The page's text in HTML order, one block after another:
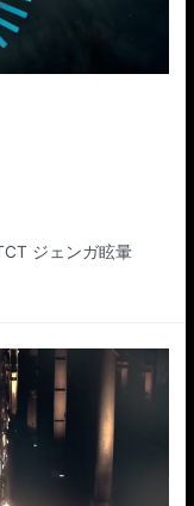
ジェンガ眩暈